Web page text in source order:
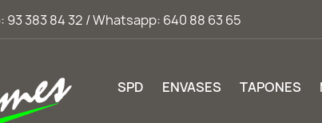
93 383 84 32 / Whatsapp: 640 88 63 65
SPD ENVASES TAPONES